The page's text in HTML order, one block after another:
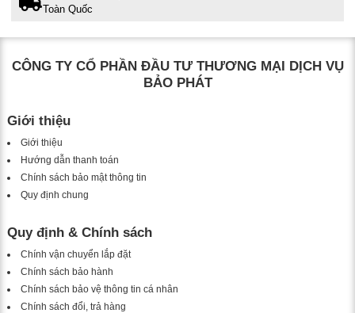
Toàn Quốc
CÔNG TY CỔ PHẦN ĐẦU TƯ THƯƠNG MẠI DỊCH VỤ
BẢO PHÁT
Giới thiệu
Giới thiệu
Hướng dẫn thanh toán
Chính sách bảo mật thông tin
Quy định chung
Quy định & Chính sách
Chính vận chuyển lắp đặt
Chính sách bảo hành
Chính sách bảo vệ thông tin cá nhân
Chính sách đổi, trả hàng